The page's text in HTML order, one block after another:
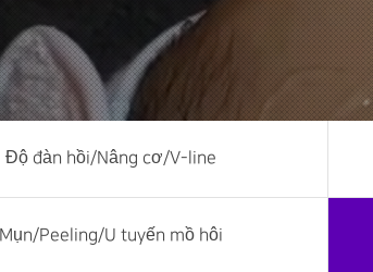
Độ đàn hồi/Nâng cơ/V-line
Mụn/Peeling/U tuyến mồ hôi